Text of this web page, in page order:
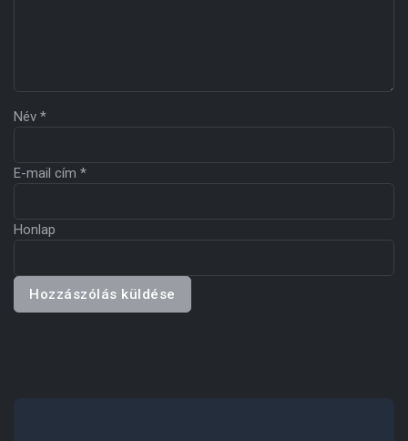
Név *
E-mail cím *
Honlap